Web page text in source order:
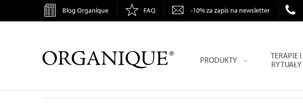
Blog Organique FAQ -10% za zapis na newsletter
ORGANIQUE PRODUKTY
TERAPIE I
RYTUAŁY